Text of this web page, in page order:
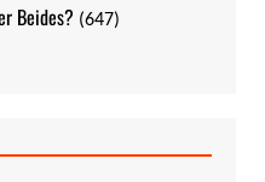
Beides? (647)